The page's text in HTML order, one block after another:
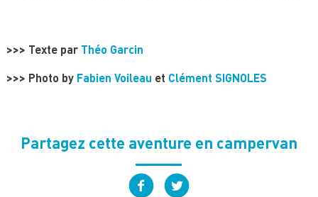
>>> Texte par Théo Garcin
>>> Photo by Fabien Voileau et Clément SIGNOLES
Partagez cette aventure en campervan